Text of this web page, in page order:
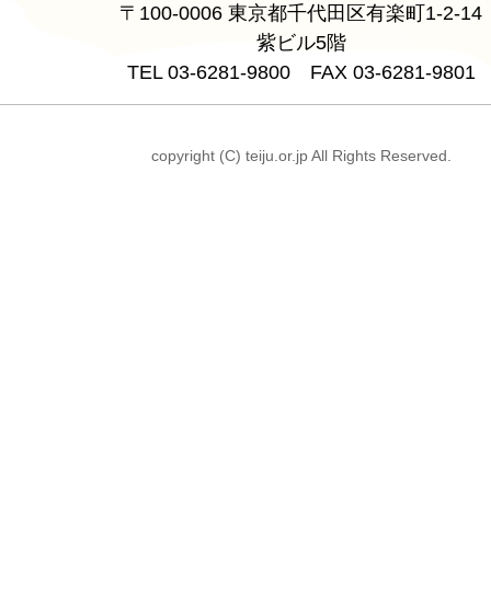
〒100-0006 東京都千代田区有楽町1-2-14
紫ビル5階
TEL 03-6281-9800 FAX 03-6281-9801
copyright (C) teiju.or.jp All Rights Reserved.